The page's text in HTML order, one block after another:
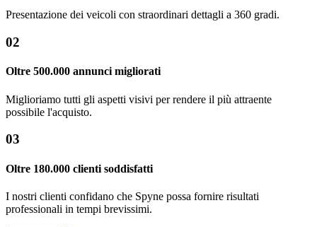
Presentazione dei veicoli con straordinari dettagli a 360 gradi.
02
Oltre 500.000 annunci migliorati
Miglioriamo tutti gli aspetti visivi per rendere il più attraente
possibile l'acquisto.
03
Oltre 180.000 clienti soddisfatti
I nostri clienti confidano che Spyne possa fornire risultati
professionali in tempi brevissimi.